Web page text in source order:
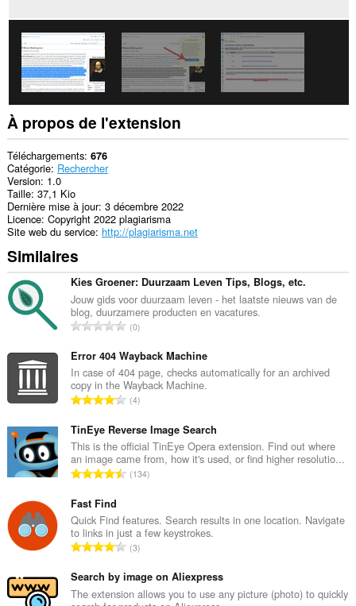
Cette
extension
peut
accéder
à
vos
onglets
et
vos
activités
de
navigation.
À propos de l'extension
Téléchargements 676
Catégorie Rechercher
Version 1.0
Taille 37,1 Kio
Dernière mise à jour 3 décembre 2022
Licence Copyright 2022 plagiarisma
Site web du service http://plagiarisma.net
Similaires
Kies Groener: Duurzaam Leven Tips, Blogs, etc.
Jouw gids voor duurzaam leven - het laatste nieuws van de
blog, duurzamere producten en vacatures.
N
m
b
r
e
o
t
a
e
n
o
e
s
0
Error 404 Wayback Machine
In case of 404 page, checks automatically for an archived
copy in the Wayback Machine.
N
m
b
r
e
t
a
d
e
4
TinEye Reverse Image Search
This is the official TinEye Opera extension. Find out where
an image came from, how it's used, or find higher resolutio...
N
b
r
e
o
t
134
Fast Find
Quick Find features. Search results in one location. Navigate
to links in just a few keystrokes.
N
m
b
3
Search by image on Aliexpress
The extension allows you to use any picture (photo) to quickly